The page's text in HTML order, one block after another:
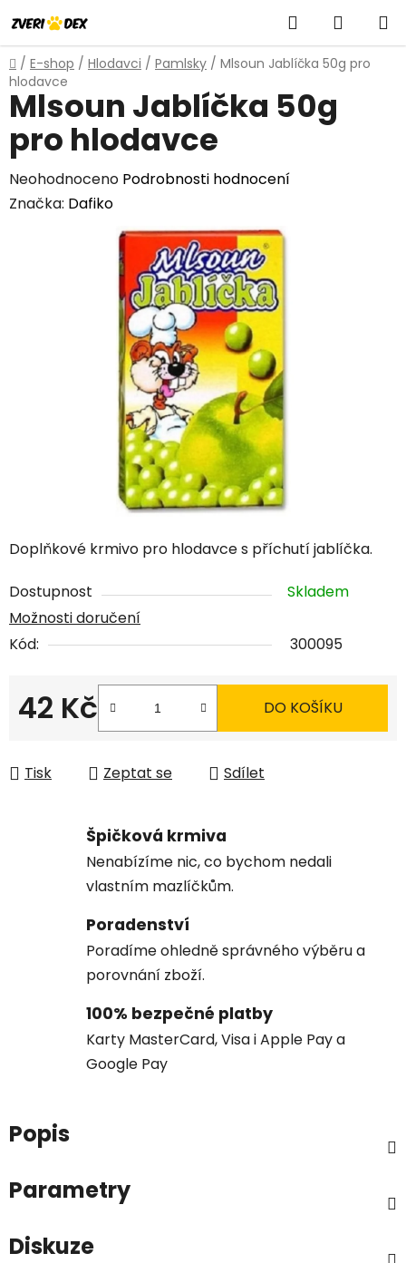
na
obsah
Hledat
KOŠÍK
Domů
/ E-shop / Hlodavci / Pamlsky / Mlsoun Jablíčka 50g pro
hlodavce
Doplňkové krmivo pro hlodavce s příchutí jablíčka.
Dostupnost
Skladem
Možnosti doručení
Kód:
300095
42 Kč
Měrná cena:
DO KOŠÍKU
Tisk Zeptat se Sdílet
Mlsoun Jablíčka 50g
pro hlodavce
Průměrné
hodnocení
Neohodnoceno Podrobnosti hodnocení
Značka: Dafiko
Špičková krmiva
Nenabízíme nic, co bychom nedali
vlastním mazlíčkům.
Poradenství
Poradíme ohledně správného výběru a
porovnání zboží.
100% bezpečné platby
Karty MasterCard, Visa i Apple Pay a
Google Pay
Popis
Parametry
Diskuze